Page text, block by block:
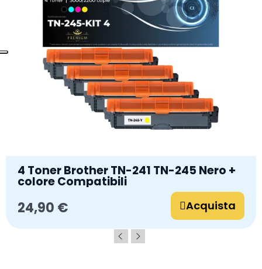
4 Toner Brother TN-241 TN-245 Nero +
colore Compatibili
24,90 € Acquista